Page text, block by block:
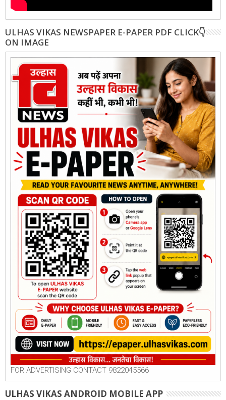
ULHAS VIKAS NEWSPAPER E-PAPER PDF CLICK👇
ON IMAGE
FOR ADVERTISING CONTACT 9822045566
ULHAS VIKAS ANDROID MOBILE APP